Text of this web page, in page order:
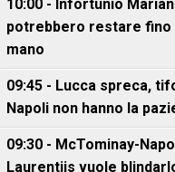
10:00 - Infortunio
potrebbero restare fino
mano
09:45 - Lucca spreca,
Napoli non hanno la
09:30 - McTominay-
Laurentiis vuole